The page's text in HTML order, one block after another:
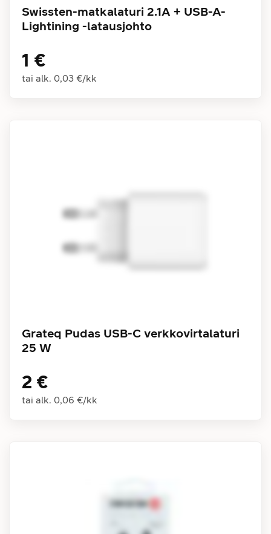
Swissten-matkalaturi 2.1A + USB-A-
Lightining -latausjohto
1 €
tai alk. 0,03 €/kk
Grateq Pudas USB-C verkkovirtalaturi
25 W
2 €
tai alk. 0,06 €/kk